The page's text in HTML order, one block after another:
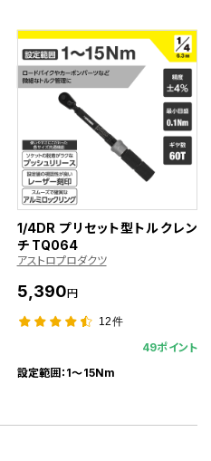
1/4DR プリセット型トルクレン
チ TQ064
アストロプロダクツ
5,390円
12件
49ポイント
設定範囲：1～15Nm